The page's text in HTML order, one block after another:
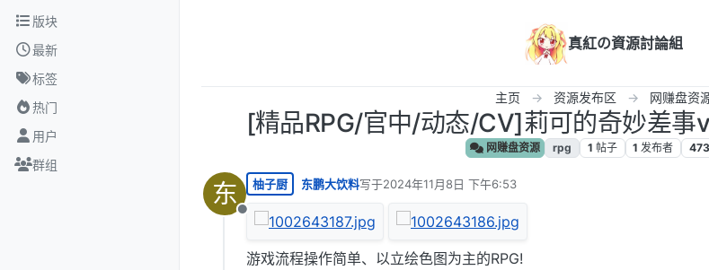
跳转至内容
版块
最新
标签
热门
用户
群组
真紅の資源討論組
主页 资源发布区 网赚盘资
[精品RPG/官中/动态/CV]莉可的奇妙差
网赚盘资源 rpg 1 帖子 1 发布者 473
东
离线
柚子厨 东鹏大饮料写于2024年11月8日 下午6:53
最后由 编辑
游戏流程操作简单、以立绘色图为主的RPG!